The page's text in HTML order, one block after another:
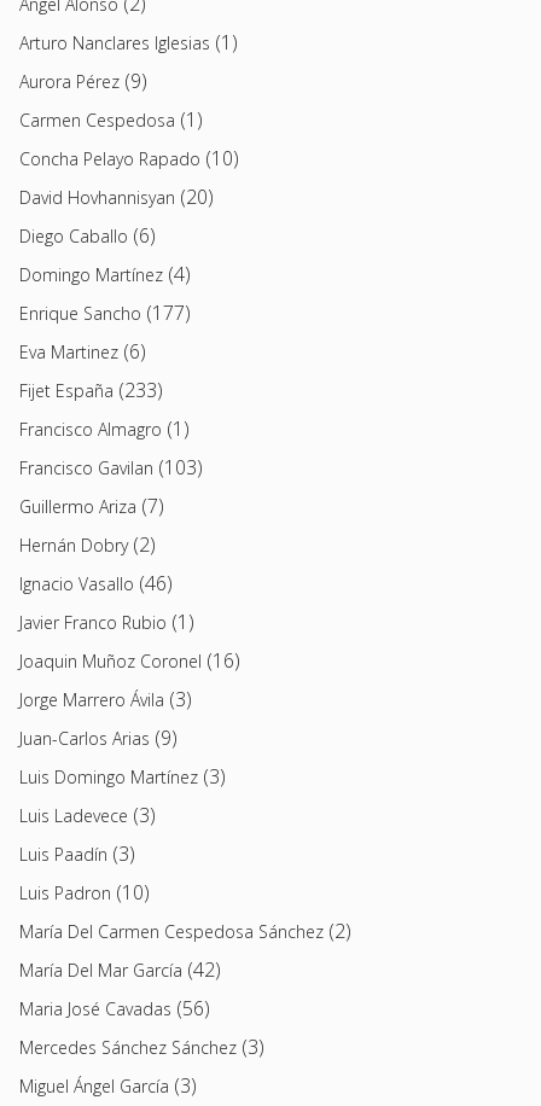
Arturo Nanclares Iglesias (1)
Aurora Pérez (9)
Carmen Cespedosa (1)
Concha Pelayo Rapado (10)
David Hovhannisyan (20)
Diego Caballo (6)
Domingo Martínez (4)
Enrique Sancho (177)
Eva Martinez (6)
Fijet España (233)
Francisco Almagro (1)
Francisco Gavilan (103)
Guillermo Ariza (7)
Hernán Dobry(2)
Ignacio Vasallo (46)
Javier Franco Rubio (1)
Joaquin Muñoz Coronel (16)
Jorge Marrero Ávila (3)
Juan-Carlos Arias (9)
Luis Domingo Martínez (3)
Luis Ladevece (3)
Luis Paadín (3)
Luis Padron (10)
María Del Carmen Cespedosa Sánchez (2)
María Del Mar García (42)
Maria José Cavadas (56)
Mercedes Sánchez Sánchez (3)
Miguel Ángel García (3)